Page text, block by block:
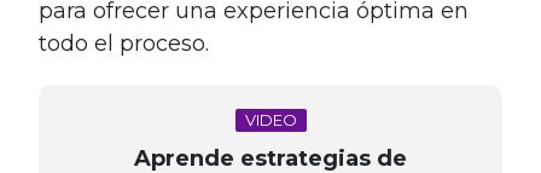
para ofrecer una experiencia óptima en
todo el proceso.
VIDEO
Aprende estrategias de